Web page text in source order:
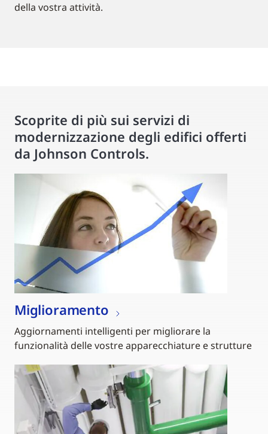
della vostra attività.
Scoprite di più sui servizi di
modernizzazione degli edifici offerti
da Johnson Controls.
Miglioramento
Aggiornamenti intelligenti per migliorare la
funzionalità delle vostre apparecchiature e strutture